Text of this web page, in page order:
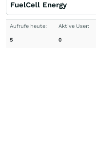
FuelCell Energy
Aufrufe heute:
5
Aktive User:
0